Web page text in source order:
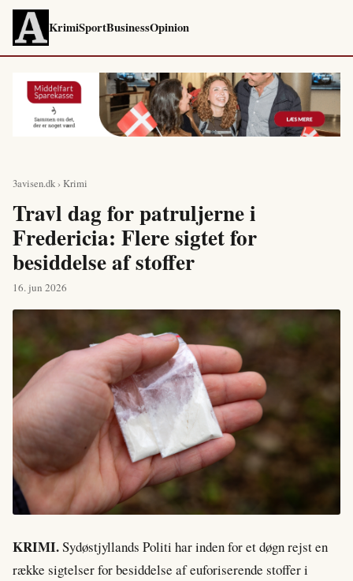
KrimiSportBusinessOpinion
3avisen.dk› Krimi
Travl dag for patruljerne i
Fredericia: Flere sigtet for
besiddelse af stoffer
16. jun 2026
KRIMI.Sydøstjyllands Politi har inden for et døgn rejst en
række sigtelser for besiddelse af euforiserende stoffer i